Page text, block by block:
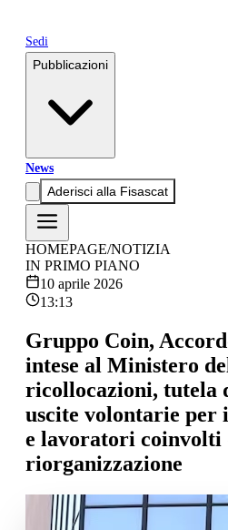
Sedi
Pubblicazioni
News
Aderisci alla Fisascat
HOMEPAGE/NOTIZIA
IN PRIMO PIANO
10 aprile 2026
13:13
Gruppo Coin,
intese al Ministero
ricollocazioni, tutela
uscite volontarie per
e lavoratori coinvolti
riorganizzazione